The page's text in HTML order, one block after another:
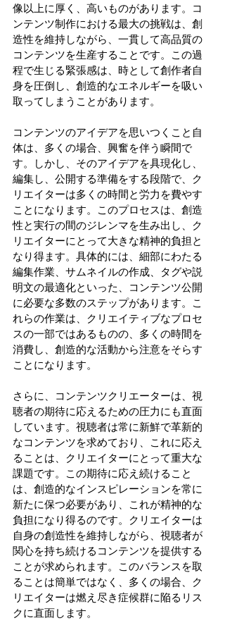
像以上に厚く、高いものがあります。コ
ンテンツ制作における最大の挑戦は、創
造性を維持しながら、一貫して高品質の
コンテンツを生産することです。この過
程で生じる緊張感は、時として創作者自
身を圧倒し、創造的なエネルギーを吸い
取ってしまうことがあります。
コンテンツのアイデアを思いつくこと自
体は、多くの場合、興奮を伴う瞬間で
す。しかし、そのアイデアを具現化し、
編集し、公開する準備をする段階で、ク
リエイターは多くの時間と労力を費やす
ことになります。このプロセスは、創造
性と実行の間のジレンマを生み出し、ク
リエイターにとって大きな精神的負担と
なり得ます。具体的には、細部にわたる
編集作業、サムネイルの作成、タグや説
明文の最適化といった、コンテンツ公開
に必要な多数のステップがあります。こ
れらの作業は、クリエイティブなプロセ
スの一部ではあるものの、多くの時間を
消費し、創造的な活動から注意をそらす
ことになります。
さらに、コンテンツクリエーターは、視
聴者の期待に応えるための圧力にも直面
しています。視聴者は常に新鮮で革新的
なコンテンツを求めており、これに応え
ることは、クリエイターにとって重大な
課題です。この期待に応え続けること
は、創造的なインスピレーションを常に
新たに保つ必要があり、これが精神的な
負担になり得るのです。クリエイターは
自身の創造性を維持しながら、視聴者が
関心を持ち続けるコンテンツを提供する
ことが求められます。このバランスを取
ることは簡単ではなく、多くの場合、ク
リエイターは燃え尽き症候群に陥るリス
クに直面します。